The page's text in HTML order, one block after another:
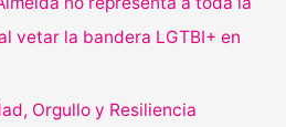
vetar la bandera LGTBI+ en
Orgullo y Resiliencia